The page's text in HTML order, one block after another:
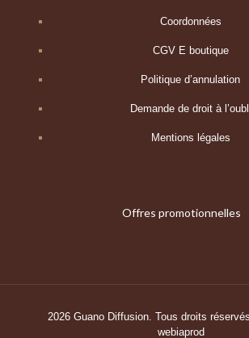
Coordonnées
CGV E boutique
Politique d’annulation
Demande de droit à
Mentions légales
Offres promotionnelles
2026 Guano Diffusion. Tous droits
webiaprod